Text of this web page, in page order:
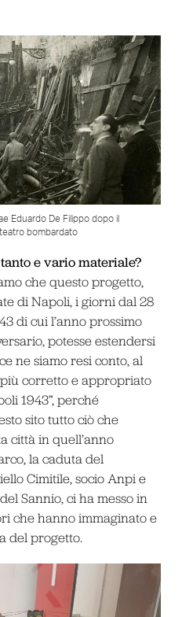
Eduardo De Filippo dopo il
bombardato
e vario materiale?
che questo progetto,
di Napoli, i giorni dal 28
di cui l’anno prossimo
potesse estendersi
ne siamo resi conto, al
corretto e appropriato
1943”, perché
sito tutto ciò che
città in quell’anno
la caduta del
Cimitile, socio Anpi e
Sannio, ci ha messo in
che hanno immaginato e
del progetto.